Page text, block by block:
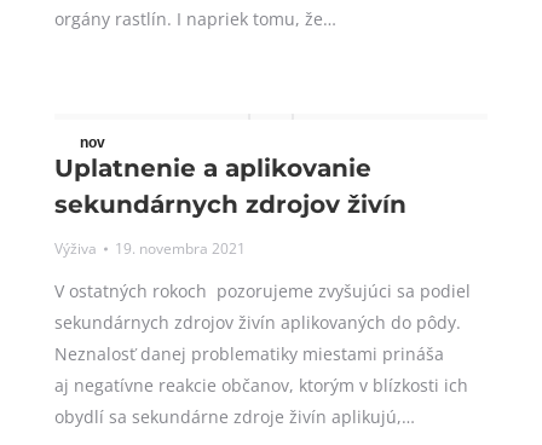
orgány rastlín. I napriek tomu, že…
nov
19
2021
Uplatnenie a aplikovanie
sekundárnych zdrojov živín
Výživa 19. novembra 2021
V ostatných rokoch pozorujeme zvyšujúci sa podiel
sekundárnych zdrojov živín aplikovaných do pôdy.
Neznalosť danej problematiky miestami prináša
aj negatívne reakcie občanov, ktorým v blízkosti ich
obydlí sa sekundárne zdroje živín aplikujú,…